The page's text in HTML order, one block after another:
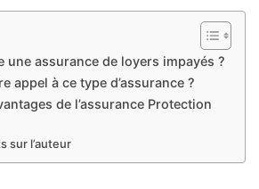
une assurance de loyers impayés ?
appel à ce type d’assurance ?
de l’assurance Protection
sur l’auteur